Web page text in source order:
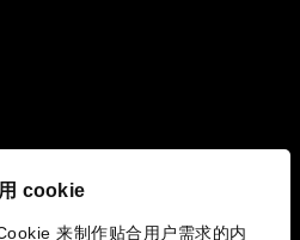
cookie
来制作贴合用户需求的内